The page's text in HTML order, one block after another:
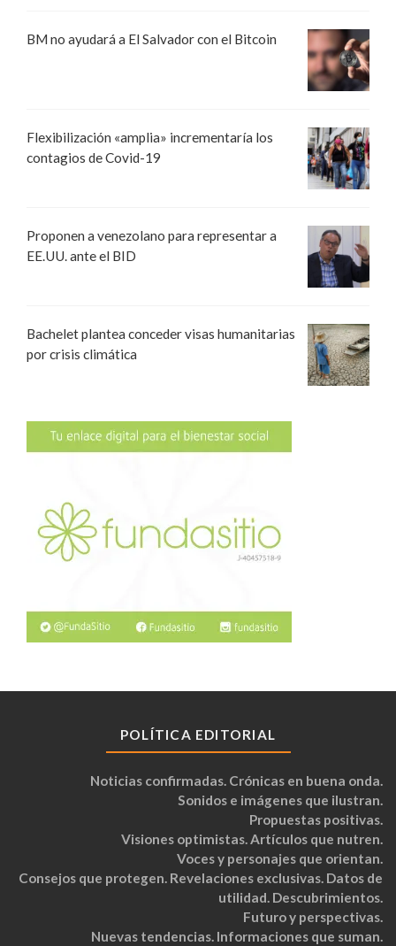
BM no ayudará a El Salvador con el Bitcoin
Flexibilización «amplia» incrementaría los
contagios de Covid-19
Proponen a venezolano para representar a
EE.UU. ante el BID
Bachelet plantea conceder visas humanitarias
por crisis climática
POLÍTICA EDITORIAL
Noticias confirmadas. Crónicas en buena onda.
Sonidos e imágenes que ilustran.
Propuestas positivas.
Visiones optimistas. Artículos que nutren.
Voces y personajes que orientan.
Consejos que protegen. Revelaciones exclusivas. Datos de
utilidad. Descubrimientos.
Futuro y perspectivas.
Nuevas tendencias. Informaciones que suman.